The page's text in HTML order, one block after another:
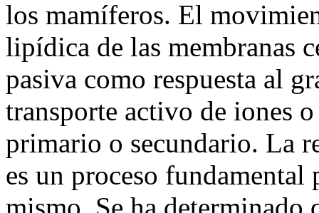
los mamíferos. El
lipídica de las membranas
pasiva como respuesta al
transporte activo de iones
primario o secundario. La
es un proceso